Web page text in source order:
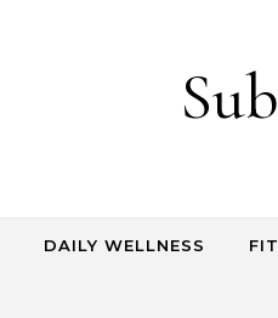
DAILY WELLNESS